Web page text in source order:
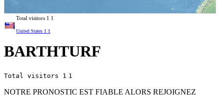
Total visitors 1 1
United States 1 1
BARTHTURF
Total visitors 1 1
NOTRE PRONOSTIC EST FIABLE ALORS REJOIGNEZ